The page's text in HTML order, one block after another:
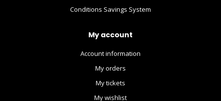
Conditions Savings System
My account
Account information
My orders
My tickets
My wishlist